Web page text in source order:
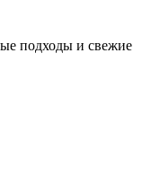
подходы и свежие